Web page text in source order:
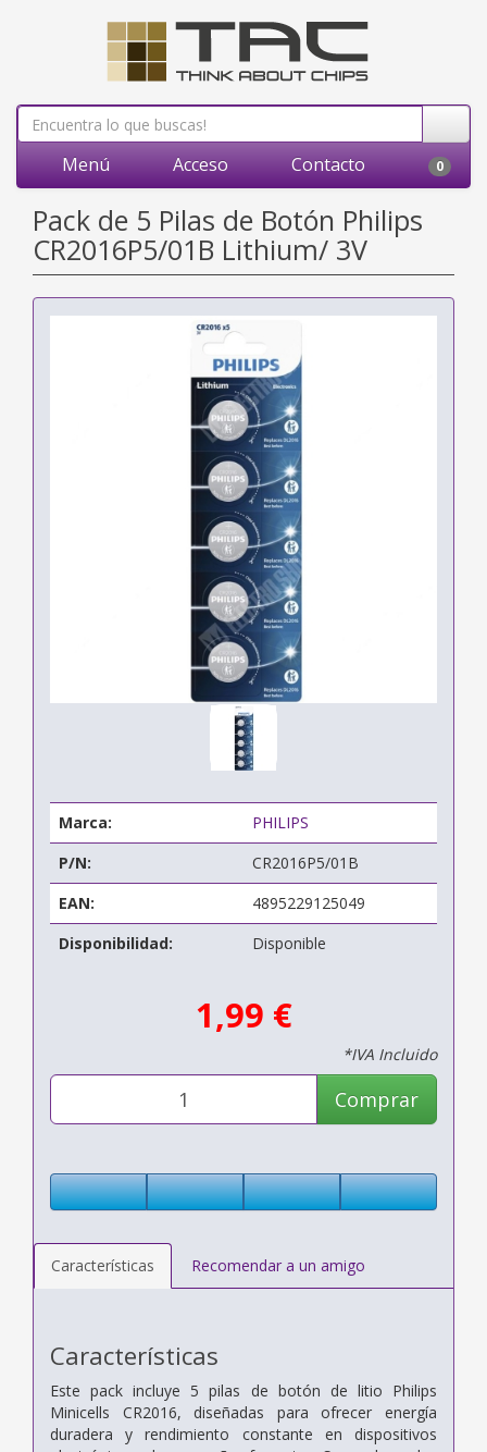
Menú Acceso Contacto 0
Pack de 5 Pilas de Botón Philips
CR2016P5/01B Lithium/ 3V
Marca:
PHILIPS
P/N:
CR2016P5/01B
EAN:
4895229125049
Disponibilidad:
Disponible
1,99 €
*IVA Incluido
Comprar
Características Recomendar a un amigo
Características
Este pack incluye 5 pilas de botón de litio Philips
Minicells CR2016, diseñadas para ofrecer energía
duradera y rendimiento constante en dispositivos